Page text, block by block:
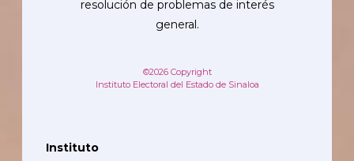
resolución de problemas de interés
general.
©2026 Copyright
Instituto Electoral del Estado de Sinaloa
Instituto